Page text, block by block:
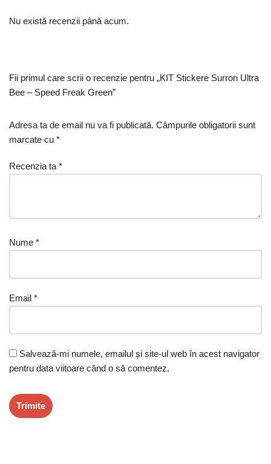
Nu există recenzii până acum.
Fii primul care scrii o recenzie pentru „KIT Stickere Surron Ultra
Bee – Speed Freak Green”
Adresa ta de email nu va fi publicată. Câmpurile obligatorii sunt
marcate cu *
Recenzia ta *
Nume *
Email *
Salvează-mi numele, emailul și site-ul web în acest navigator
pentru data viitoare când o să comentez.